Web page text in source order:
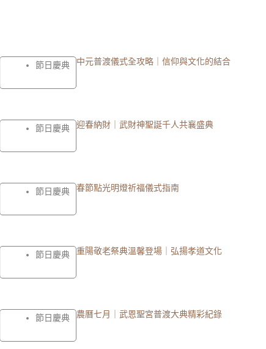
節日慶典 中元普渡儀式全攻略｜信仰與文化的結合
節日慶典 迎春納財｜武財神聖誕千人共襄盛典
節日慶典 春節點光明燈祈福儀式指南
節日慶典 重陽敬老祭典溫馨登場｜弘揚孝道文化
節日慶典 農曆七月｜武恩聖宮普渡大典精彩紀錄